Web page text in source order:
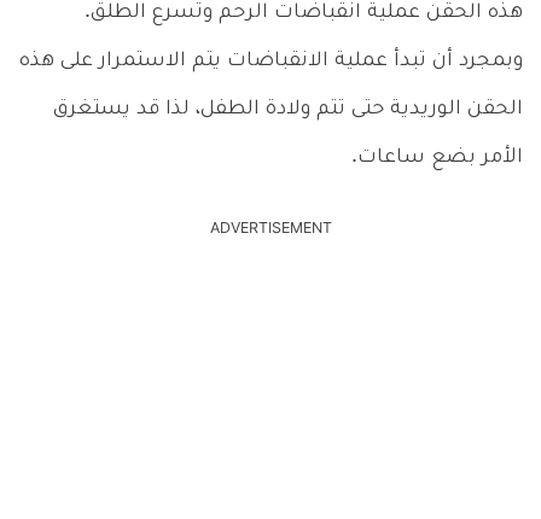
هذه الحقن عملية انقباضات الرحم وتسرع الطلق.
وبمجرد أن تبدأ عملية الانقباضات يتم الاستمرار على هذه
الحقن الوريدية حتى تتم ولادة الطفل، لذا قد يستغرق
الأمر بضع ساعات.
ADVERTISEMENT